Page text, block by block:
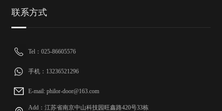
联系方式
Tel：025-86605576
手机：13236521296
E-mail: philor-door@163.com
Add：江苏省南京中山科技园旺鑫路420号33栋